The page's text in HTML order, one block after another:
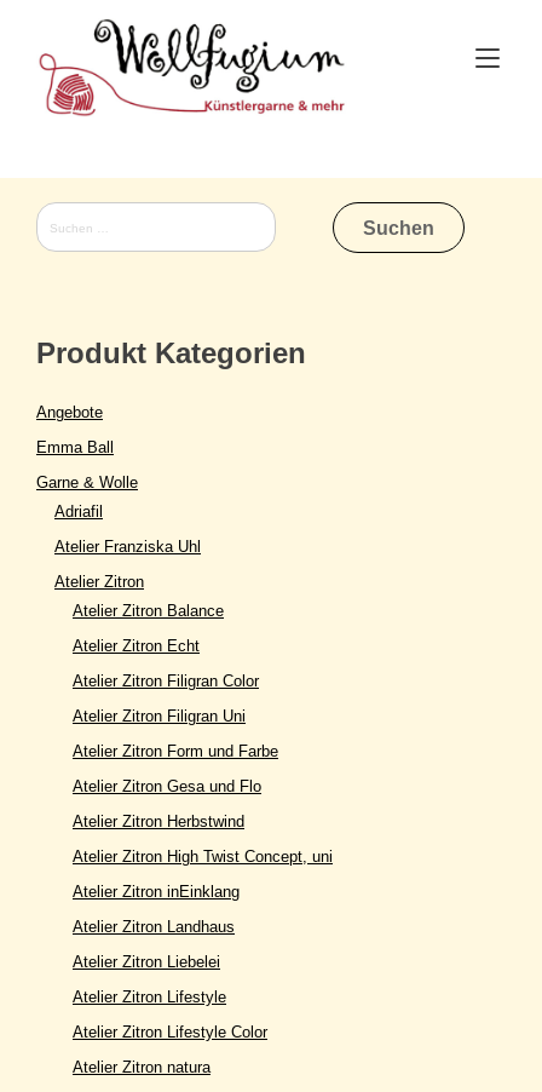
content
Suchen
nach:
Produkt Kategorien
Angebote
Emma Ball
Garne & Wolle
Adriafil
Atelier Franziska Uhl
Atelier Zitron
Atelier Zitron Balance
Atelier Zitron Echt
Atelier Zitron Filigran Color
Atelier Zitron Filigran Uni
Atelier Zitron Form und Farbe
Atelier Zitron Gesa und Flo
Atelier Zitron Herbstwind
Atelier Zitron High Twist Concept, uni
Atelier Zitron inEinklang
Atelier Zitron Landhaus
Atelier Zitron Liebelei
Atelier Zitron Lifestyle
Atelier Zitron Lifestyle Color
Atelier Zitron natura